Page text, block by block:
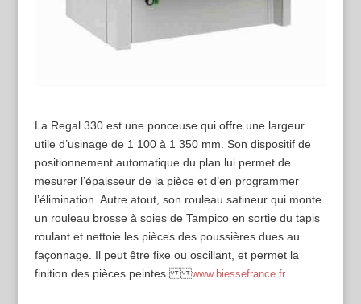
La Regal 330 est une ponceuse qui offre une largeur
utile d’usinage de 1 100 à 1 350 mm. Son dispositif de
positionnement automatique du plan lui permet de
mesurer l’épaisseur de la pièce et d’en programmer
l’élimination. Autre atout, son rouleau satineur qui monte
un rouleau brosse à soies de Tampico en sortie du tapis
roulant et nettoie les pièces des poussières dues au
façonnage. Il peut être fixe ou oscillant, et permet la
finition des pièces peintes.www.biessefrance.fr